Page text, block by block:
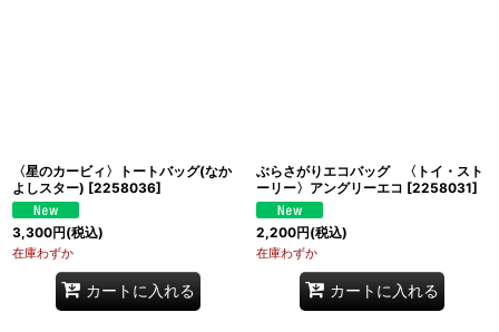
〈星のカービィ〉トートバッグ(なか
よしスター) [2258036]
3,300円(税込)
在庫わずか
カートに入れる
ぶらさがりエコバッグ 〈トイ・スト
ーリー〉アングリーエコ [2258031]
2,200円(税込)
在庫わずか
カートに入れる